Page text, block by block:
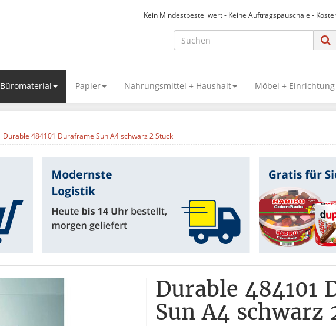
Kein Mindestbestellwert - Keine Auftragspauschale -
Büromaterial Papier Nahrungsmittel + Haushalt Möbel + Einrichtung
Durable 484101 Duraframe Sun A4 schwarz 2 Stück
Durable 484101
Sun A4 schwarz